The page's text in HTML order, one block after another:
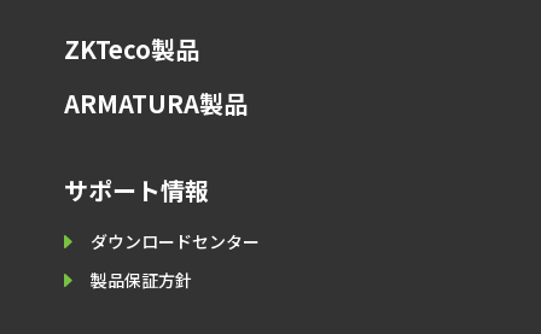
ZKTeco製品
ARMATURA製品
サポート情報
E ダウンロードセンター
E 製品保証⽅針